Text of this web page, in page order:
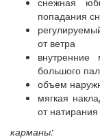
попадания
от ветра
большого
объем
мягкая
от
карманы: